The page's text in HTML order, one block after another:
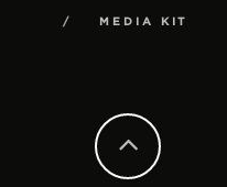
MEDIA KIT